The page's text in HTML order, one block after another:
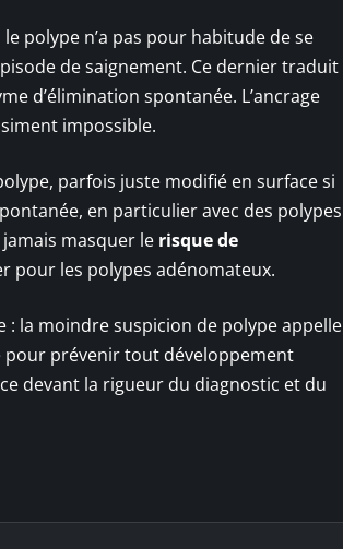
le polype n’a pas pour habitude de se
de saignement. Ce dernier traduit
d’élimination spontanée. L’ancrage
impossible.
parfois juste modifié en surface si
en particulier avec des polypes
masquer le risque de
pour les polypes adénomateux.
: la moindre suspicion de polype appelle
pour prévenir tout développement
devant la rigueur du diagnostic et du